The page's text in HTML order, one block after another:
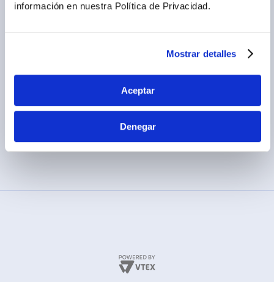
información en nuestra Política de Privacidad.
Mostrar detalles
Aceptar
Denegar
Términos y condiciones
(01) 417-1800
MÉTODOS DE PAGO